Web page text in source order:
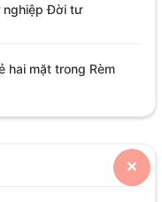
nghiệp Đời tư
hai mặt trong Rèm
✕